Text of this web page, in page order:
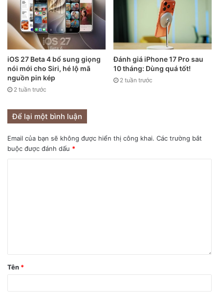
iOS 27 Beta 4 bổ sung giọng
nói mới cho Siri, hé lộ mã
nguồn pin kép
2 tuần trước
Đánh giá iPhone 17 Pro sau
10 tháng: Dùng quá tốt!
2 tuần trước
Để lại một bình luận
Email của bạn sẽ không được hiển thị công khai. Các trường bắt
buộc được đánh dấu *
Tên *